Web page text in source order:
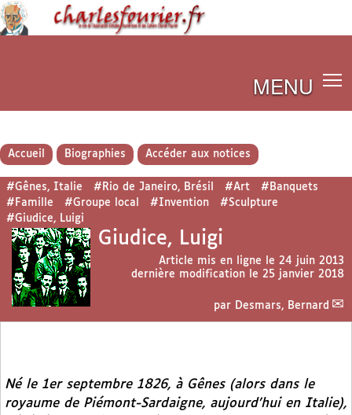
MENU
Accueil Biographies Accéder aux notices
#Gênes, Italie #Rio de Janeiro, Brésil #Art
#Banquets
#Famille
#Groupe local #Invention
#Sculpture
#Giudice, Luigi
Giudice, Luigi
Article mis en ligne le 24 juin 2013
dernière modification le 25 janvier 2018
par Desmars, Bernard
Né le 1er septembre 1826, à Gênes (alors dans le
royaume de Piémont-Sardaigne, aujourd’hui en Italie),